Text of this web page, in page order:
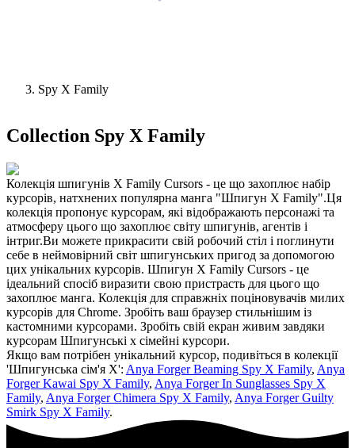
Spy X Family
Collection Spy X Family
Колекція шпигунів X Family Cursors - це що захоплює набір
курсорів, натхнених популярна манга "Шпигун X Family".Ця
колекція пропонує курсорам, які відображають персонажі та
атмосферу цього що захоплює світу шпигунів, агентів і
інтриг.Ви можете прикрасити свій робочий стіл і поглинути
себе в неймовірний світ шпигунських пригод за допомогою
цих унікальних курсорів. Шпигун X Family Cursors - це
ідеальний спосіб виразити свою пристрасть для цього що
захоплює манга. Колекція для справжніх поціновувачів милих
курсорів для Chrome. Зробіть ваш браузер стильнішим із
кастомними курсорами. Зробіть свій екран живим завдяки
курсорам Шпигунські x сімейні курсори.
Якщо вам потрібен унікальний курсор, подивіться в колекції
'Шпигунська сім'я X': Anya Forger Beaming Spy X Family, Anya
Forger Kawai Spy X Family, Anya Forger In Sunglasses Spy X
Family, Anya Forger Chimera Spy X Family, Anya Forger Guilty
Smirk Spy X Family.